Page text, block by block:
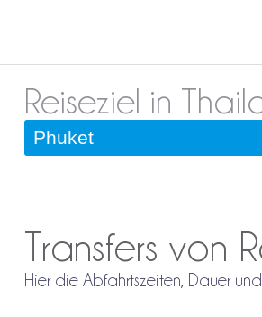
Reiseziel in
Transfers von
Hier die Abfahrtszeiten, Dauer